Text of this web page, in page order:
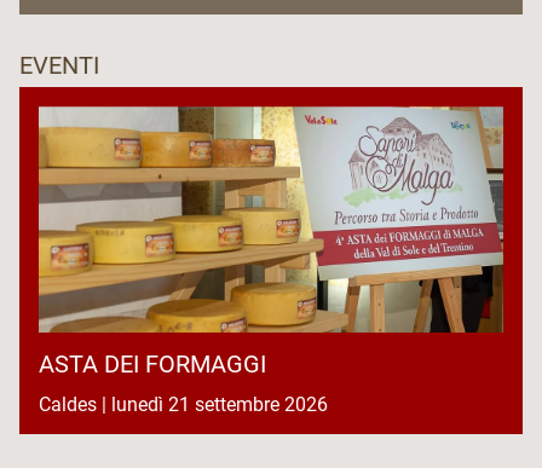
EVENTI
ASTA DEI FORMAGGI
Caldes | lunedì 21 settembre 2026